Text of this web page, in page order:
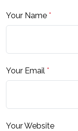
Your Name *
Your Email *
Your Website